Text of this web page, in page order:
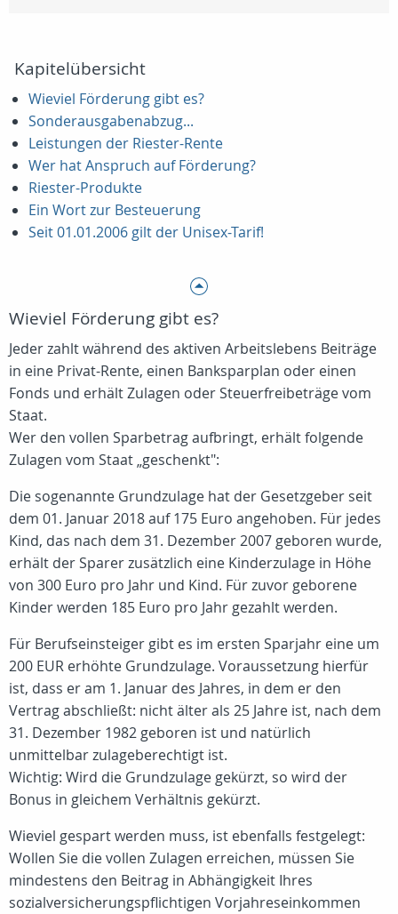
Kapitelübersicht
Wieviel Förderung gibt es?
Sonderausgabenabzug...
Leistungen der Riester-Rente
Wer hat Anspruch auf Förderung?
Riester-Produkte
Ein Wort zur Besteuerung
Seit 01.01.2006 gilt der Unisex-Tarif!
Wieviel Förderung gibt es?
Jeder zahlt während des aktiven Arbeitslebens Beiträge
in eine Privat-Rente, einen Banksparplan oder einen
Fonds und erhält Zulagen oder Steuerfreibeträge vom
Staat.
Wer den vollen Sparbetrag aufbringt, erhält folgende
Zulagen vom Staat „geschenkt":
Die sogenannte Grundzulage hat der Gesetzgeber seit
dem 01. Januar 2018 auf 175 Euro angehoben. Für jedes
Kind, das nach dem 31. Dezember 2007 geboren wurde,
erhält der Sparer zusätzlich eine Kinderzulage in Höhe
von 300 Euro pro Jahr und Kind. Für zuvor geborene
Kinder werden 185 Euro pro Jahr gezahlt werden.
Für Berufseinsteiger gibt es im ersten Sparjahr eine um
200 EUR erhöhte Grundzulage. Voraussetzung hierfür
ist, dass er am 1. Januar des Jahres, in dem er den
Vertrag abschließt: nicht älter als 25 Jahre ist, nach dem
31. Dezember 1982 geboren ist und natürlich
unmittelbar zulageberechtigt ist.
Wichtig: Wird die Grundzulage gekürzt, so wird der
Bonus in gleichem Verhältnis gekürzt.
Wieviel gespart werden muss, ist ebenfalls festgelegt:
Wollen Sie die vollen Zulagen erreichen, müssen Sie
mindestens den Beitrag in Abhängigkeit Ihres
sozialversicherungspflichtigen Vorjahreseinkommen